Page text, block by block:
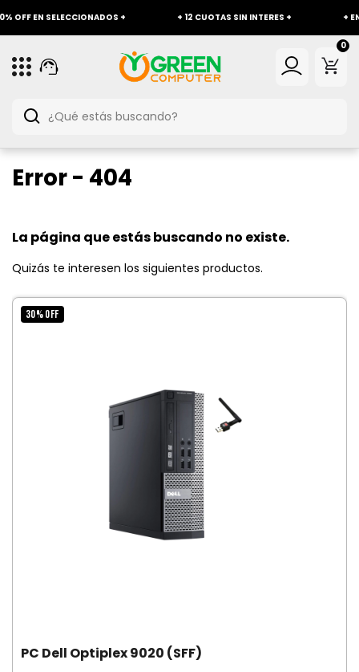
EN SELECCIONADOS + + 12 CUOTAS SIN INTERES + +
0
Error - 404
La página que estás buscando no existe.
Quizás te interesen los siguientes productos.
30%OFF
PC Dell Optiplex 9020 (SFF)